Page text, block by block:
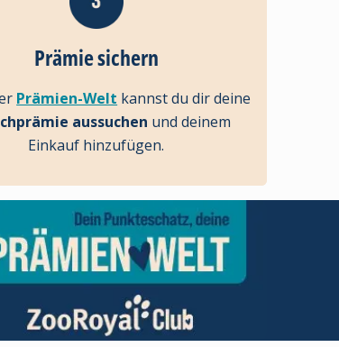
Prämie sichern
Prämien-Welt kannst du dir deine
aussuchen und deinem
Einkauf hinzufügen.